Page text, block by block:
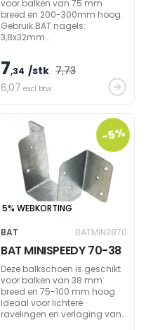
voor balken van 75 mm
breed en 200-300mm hoog.
Gebruik BAT nagels:
3,8x32mm
(draagbalk) om
draagvermogen te bereiken.
7,34 /stk 7,73
6,07 excl btw
-5%
5% WEBKORTING
BAT
BATMIN3870
BAT MINISPEEDY 70-38
Deze balkschoen is geschikt
voor balken van 38 mm
breed en 75-100 mm hoog.
Ideaal voor lichtere
ravelingen en verlaging van